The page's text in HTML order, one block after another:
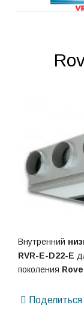
Внутренний
RVR-E-D22-E
поколения
Поделиться